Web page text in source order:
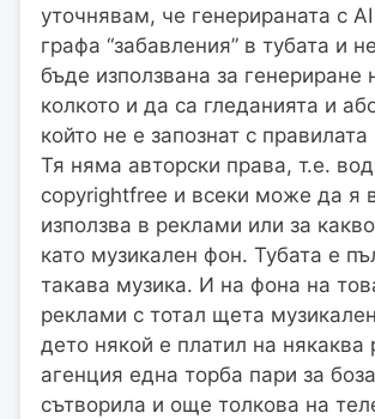
уточнявам, че генерираната с
графа “забавления” в тубата и
бъде използвана за генериране
колкото и да са гледанията и
който не е запознат с
Тя няма авторски права, т.е.
copyrightfree и всеки може да я
използва в реклами или за
като музикален фон. Тубата е
такава музика. И на фона на
реклами с тотал щета
дето някой е платил на някаква
агенция една торба пари за
сътворила и още толкова на